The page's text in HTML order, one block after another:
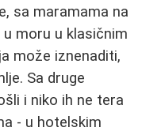
sa maramama na
moru u klasičnim
može iznenaditi,
Sa druge
i niko ih ne tera
- u hotelskim